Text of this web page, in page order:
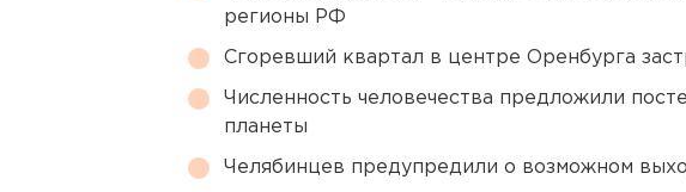
регионы РФ
Сгоревший квартал в центре Оренбурга
Численность человечества предложили
планеты
Челябинцев предупредили о возможном